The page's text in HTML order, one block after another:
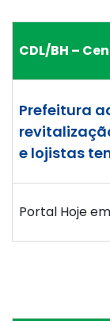
CDL/BH –
Prefeitura
e lojistas
Portal Hoje